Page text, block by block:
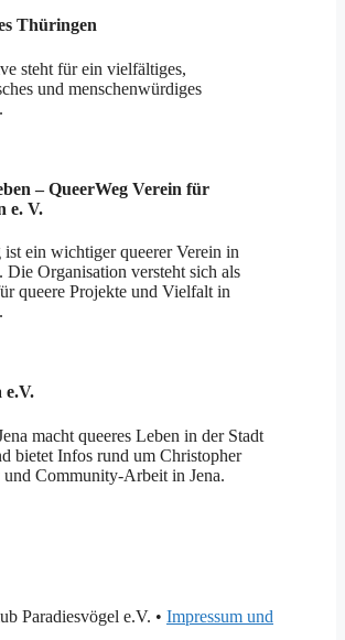
Thüringen
steht für ein vielfältiges,
und menschenwürdiges
– QueerWeg Verein für
e. V.
ist ein wichtiger queerer Verein in
Die Organisation versteht sich als
queere Projekte und Vielfalt in
e.V.
macht queeres Leben in der Stadt
bietet Infos rund um Christopher
und Community-Arbeit in Jena.
Paradiesvögel e.V. • Impressum und